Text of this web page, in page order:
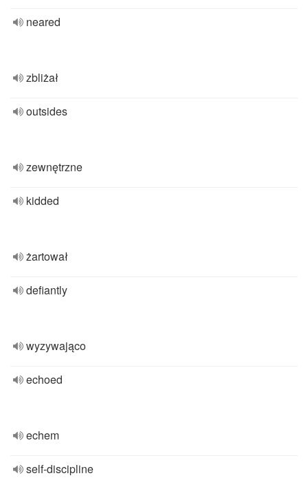
neared
zbliżał
outsides
zewnętrzne
kidded
żartował
defiantly
wyzywająco
echoed
echem
self-discipline